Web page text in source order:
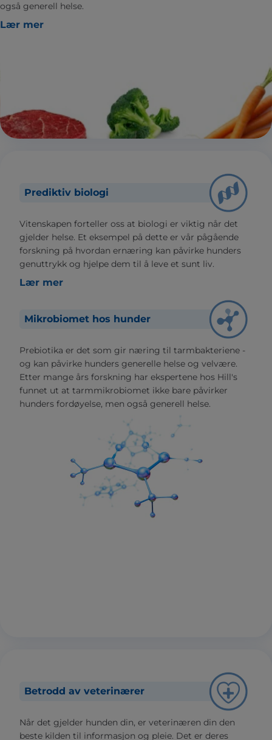
også generell helse.
Lær mer
Prediktiv biologi
Vitenskapen forteller oss at biologi er viktig når det
gjelder helse. Et eksempel på dette er vår pågående
forskning på hvordan ernæring kan påvirke hunders
genuttrykk og hjelpe dem til å leve et sunt liv.
Lær mer
Mikrobiomet hos hunder
Prebiotika er det som gir næring til tarmbakteriene -
og kan påvirke hunders generelle helse og velvære.
Etter mange års forskning har ekspertene hos Hill's
funnet ut at tarmmikrobiomet ikke bare påvirker
hunders fordøyelse, men også generell helse.
Betrodd av veterinærer
Når det gjelder hunden din, er veterinæren din den
beste kilden til informasjon og pleie. Det er deres